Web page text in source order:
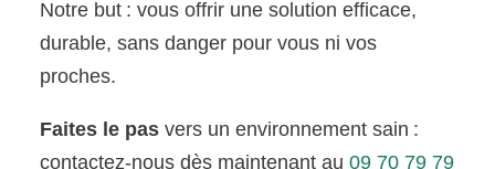
Notre but : vous offrir une solution efficace,
durable, sans danger pour vous ni vos
proches.
Faites le pas vers un environnement sain :
contactez-nous dès maintenant au09 70 79 79